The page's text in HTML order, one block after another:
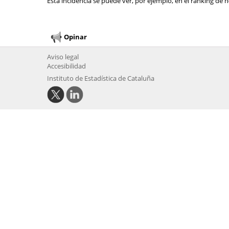
Opinar
Aviso legal
Accesibilidad
Instituto de Estadística de Cataluña